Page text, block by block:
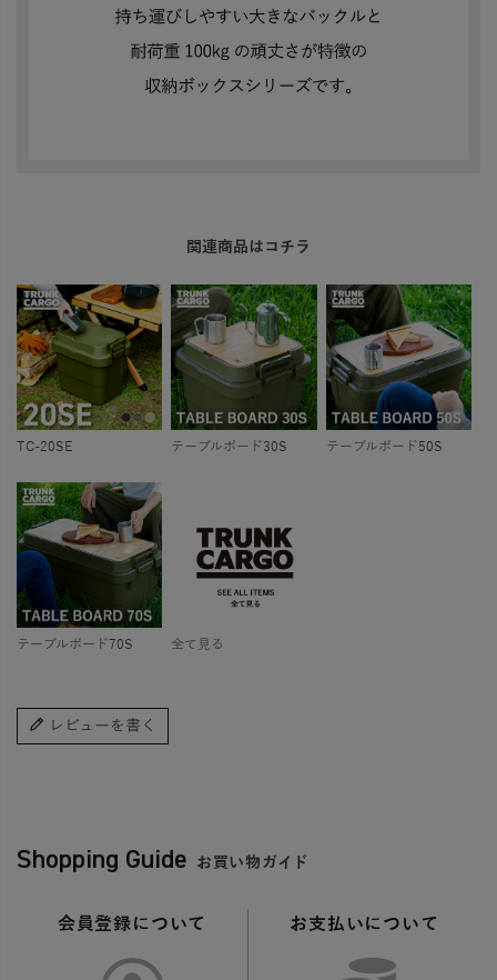
関連商品はコチラ
TC-20SE テーブルボード30S テーブルボード50S
テーブルボード70S 全て見る
レビューを書く
Shopping Guide お買い物ガイド
会員登録について お支払いについて